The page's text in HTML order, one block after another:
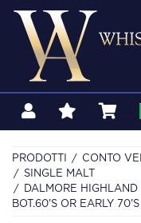
PRODOTTI
CONTO
SINGLE MALT
DALMORE
BOT.60'S OR EARLY